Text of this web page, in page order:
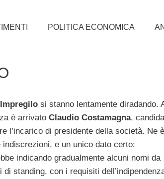
POLITICA ECONOMICA
Impregilosi stanno lentamente diradando.
è arrivato Claudio Costamagna,
l’incarico di presidente della società. Ne è
e un unico dato certo:
indicando gradualmente alcuni nomi da
standing, con i requisiti